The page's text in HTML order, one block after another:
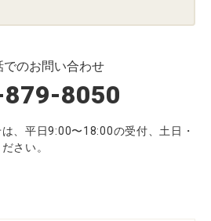
でのお問い合わせ
8050
、平日9:00〜18:00の受付、土日・
さい。